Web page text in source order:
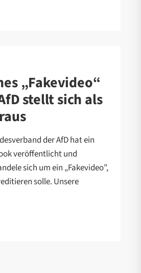
„Fakevideo“
stellt sich als
der AfD hat ein
veröffentlicht und
sich um ein „Fakevideo”,
solle. Unsere